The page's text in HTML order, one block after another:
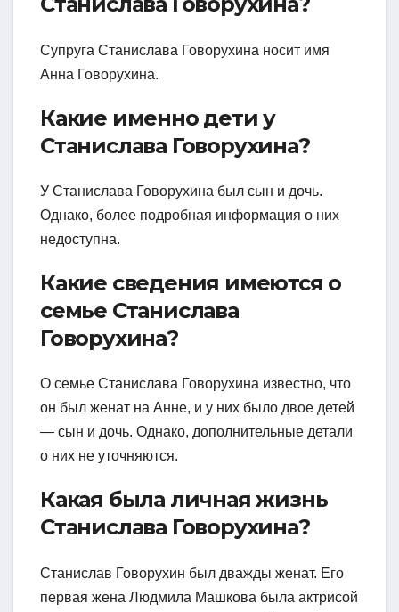
Супруга Станислава Говорухина носит имя
Анна Говорухина.
Какие именно дети у
Станислава Говорухина?
У Станислава Говорухина был сын и дочь.
Однако, более подробная информация о них
недоступна.
Какие сведения имеются о
семье Станислава
Говорухина?
О семье Станислава Говорухина известно, что
он был женат на Анне, и у них было двое детей
— сын и дочь. Однако, дополнительные детали
о них не уточняются.
Какая была личная жизнь
Станислава Говорухина?
Станислав Говорухин был дважды женат. Его
первая жена Людмила Машкова была актрисой